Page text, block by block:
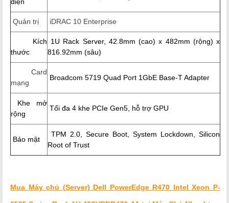
Quản trị iDRAC 10 Enterprise
Kích
thước
1U Rack Server, 42.8mm (cao) x 482mm (rộng) x
816.92mm (sâu)
Card
mạng
Broadcom 5719 Quad Port 1GbE Base-T Adapter
Khe mở
rộng
Tối đa 4 khe PCIe Gen5, hỗ trợ GPU
Bảo mật
TPM 2.0, Secure Boot, System Lockdown, Silicon
Root of Trust
Mua Máy chủ (Server) Dell PowerEdge R470 Intel Xeon P-